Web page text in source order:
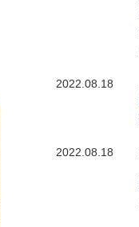
2022.08.18
2022.08.18